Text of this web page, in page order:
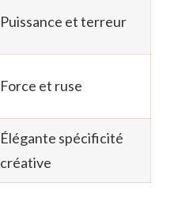
Puissance et terreur
Force et ruse
Élégante spécificité
créative